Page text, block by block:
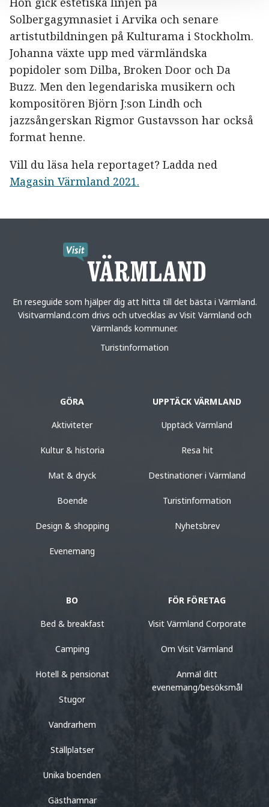
Solbergagymnasiet i Arvika och senare
artistutbildningen på Kulturama i Stockholm.
Johanna växte upp med värmländska
popidoler som Dilba, Broken Door och Da
Buzz. Men den legendariska musikern och
kompositören Björn J:son Lindh och
jazzsångerskan Rigmor Gustavsson har också
format henne.
Vill du läsa hela reportaget? Ladda ned
Magasin Värmland 2021.
En reseguide som hjälper dig att hitta till det bästa i Värmland.
Visitvarmland.com drivs och utvecklas av Visit Värmland och
Värmlands kommuner.
Turistinformation
GÖRA
Aktiviteter
Kultur & historia
Mat & dryck
Boende
Design & shopping
Evenemang
UPPTÄCK VÄRMLAND
Upptäck Värmland
Resa hit
Destinationer i Värmland
Turistinformation
Nyhetsbrev
BO
Bed & breakfast
Camping
Hotell & pensionat
Stugor
Vandrarhem
Ställplatser
Unika boenden
Gästhamnar
FÖR FÖRETAG
Visit Värmland Corporate
Om Visit Värmland
Anmäl ditt
evenemang/besöksmål